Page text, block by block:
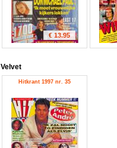
€ 13.95
Velvet
Hitkrant 1997 nr. 35